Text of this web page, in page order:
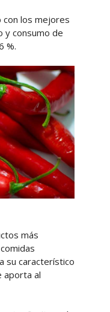
con los mejores
y consumo de
%.
más
su característico
aporta al